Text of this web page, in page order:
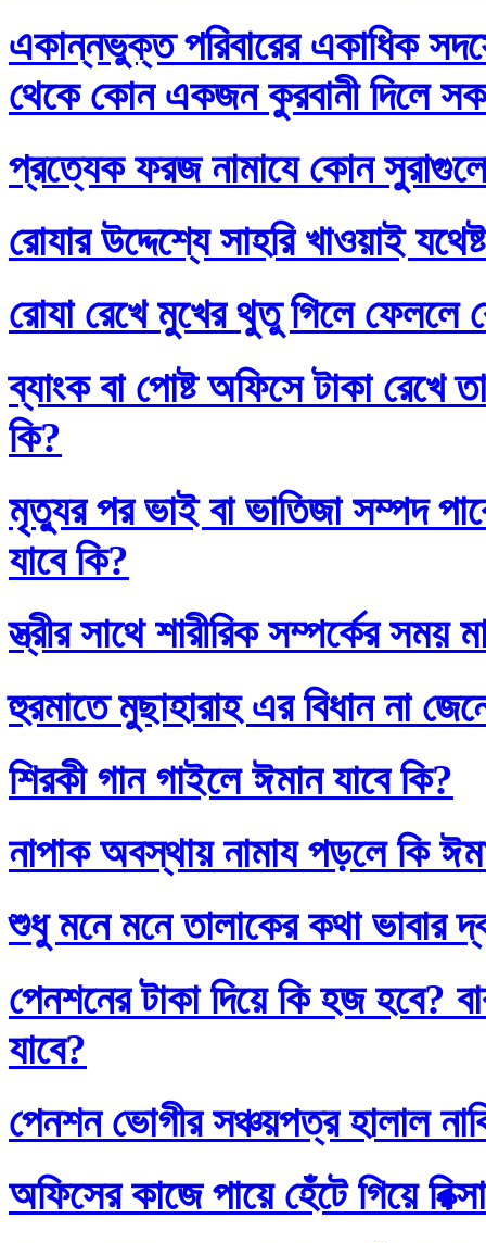
একান্নভুক্ত পরিবারের একাধিক
থেকে কোন একজন কুরবানী দিলে
প্রত্যেক ফরজ নামাযে কোন
রোযার উদ্দেশ্যে সাহরি খাওয়াই
রোযা রেখে মুখের থুতু গিলে ফেললে
ব্যাংক বা পোষ্ট অফিসে টাকা রেখে
কি?
মৃত্যুর পর ভাই বা ভাতিজা সম্পদ
যাবে কি?
স্ত্রীর সাথে শারীরিক সম্পর্কের
হুরমাতে মুছাহারাহ এর বিধান না
শিরকী গান গাইলে ঈমান যাবে কি?
নাপাক অবস্থায় নামায পড়লে কি
শুধু মনে মনে তালাকের কথা ভাবার
পেনশনের টাকা দিয়ে কি হজ হবে?
যাবে?
পেনশন ভোগীর সঞ্চয়পত্র হালাল
অফিসের কাজে পায়ে হেঁটে গিয়ে